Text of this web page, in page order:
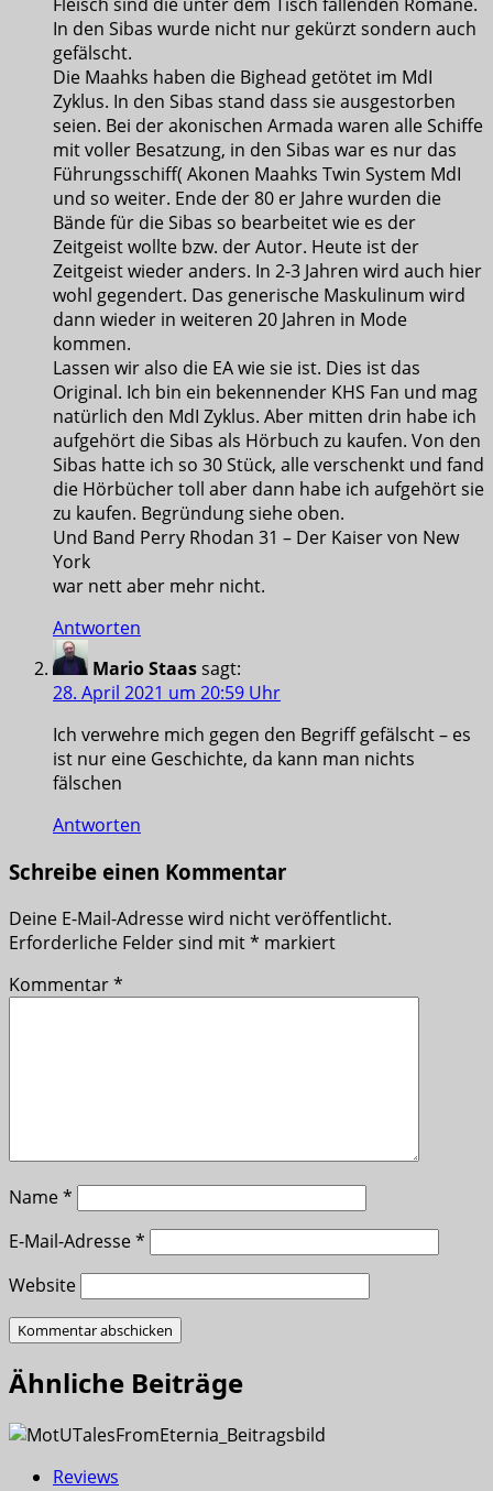
In den Sibas wurde nicht nur gekürzt sondern auch
gefälscht.
Die Maahks haben die Bighead getötet im MdI
Zyklus. In den Sibas stand dass sie ausgestorben
seien. Bei der akonischen Armada waren alle Schiffe
mit voller Besatzung, in den Sibas war es nur das
Führungsschiff( Akonen Maahks Twin System MdI
und so weiter. Ende der 80 er Jahre wurden die
Bände für die Sibas so bearbeitet wie es der
Zeitgeist wollte bzw. der Autor. Heute ist der
Zeitgeist wieder anders. In 2-3 Jahren wird auch hier
wohl gegendert. Das generische Maskulinum wird
dann wieder in weiteren 20 Jahren in Mode
kommen.
Lassen wir also die EA wie sie ist. Dies ist das
Original. Ich bin ein bekennender KHS Fan und mag
natürlich den MdI Zyklus. Aber mitten drin habe ich
aufgehört die Sibas als Hörbuch zu kaufen. Von den
Sibas hatte ich so 30 Stück, alle verschenkt und fand
die Hörbücher toll aber dann habe ich aufgehört sie
zu kaufen. Begründung siehe oben.
Und Band Perry Rhodan 31 – Der Kaiser von New
York
war nett aber mehr nicht.
Antworten
Mario Staassagt:
28. April 2021 um 20:59 Uhr
Ich verwehre mich gegen den Begriff gefälscht – es
ist nur eine Geschichte, da kann man nichts
fälschen
Antworten
Schreibe einen Kommentar
Deine E-Mail-Adresse wird nicht veröffentlicht.
Erforderliche Felder sind mit* markiert
Kommentar*
Name*
E-Mail-Adresse*
Website
Ähnliche Beiträge
Reviews